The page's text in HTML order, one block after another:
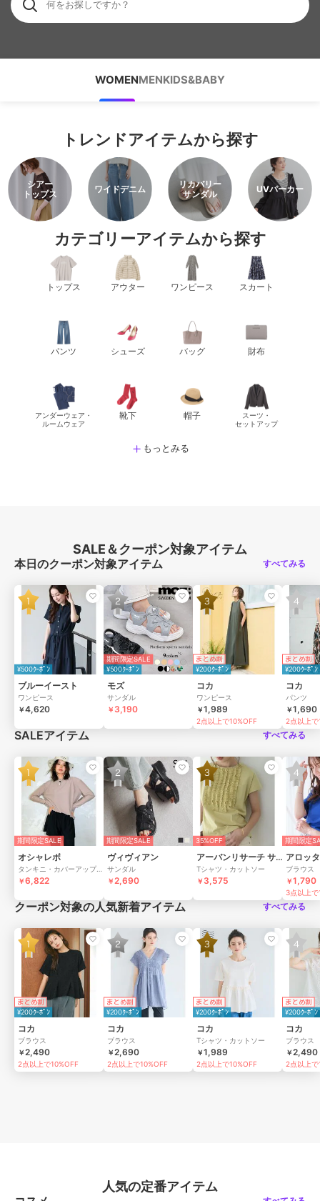
WOMENMENKIDS&BABY
トレンドアイテムから探す
シアー
トップス
ワイドデニム
リカバリー
サンダル
UVパーカー
カテゴリーアイテムから探す
トップス アウター ワンピース スカート
パンツ シューズ バッグ 財布
アンダーウェア・
ルームウェア
靴下 帽子
スーツ・
セットアップ
もっとみる
SALE＆クーポン対象アイテム
本日のクーポン対象アイテム すべてみる
¥500ｸｰﾎﾟﾝ
ブルーイースト
ワンピース
￥4,620
期間限定SALE
¥500ｸｰﾎﾟﾝ
モズ
サンダル
￥ 3,190
まとめ割
¥200ｸｰﾎﾟﾝ
コカ
ワンピース
￥1,989
2点以上で10%OFF
まとめ割
¥200ｸｰﾎﾟﾝ
コカ
パンツ
￥1,690
2点以上
SALEアイテム すべてみる
期間限定SALE
オシャレボ
タンキニ・カバーアップ・ワンピース
￥6,822
期間限定SALE
ヴィヴィアン
サンダル
￥2,690
35%OFF
アーバンリサーチ サニーレーベル
Tシャツ・カットソー
￥ 3,575
期間限定
アロッタ
ブラウス
￥1,790
3点以上
クーポン対象の人気新着アイテム すべてみる
まとめ割
¥200ｸｰﾎﾟﾝ
コカ
ブラウス
￥2,490
2点以上で10%OFF
まとめ割
¥200ｸｰﾎﾟﾝ
コカ
ブラウス
￥2,690
2点以上で10%OFF
まとめ割
¥200ｸｰﾎﾟﾝ
コカ
Tシャツ・カットソー
￥1,989
2点以上で10%OFF
まとめ割
¥200ｸｰﾎﾟﾝ
コカ
ブラウス
￥2,490
2点以上
人気の定番アイテム